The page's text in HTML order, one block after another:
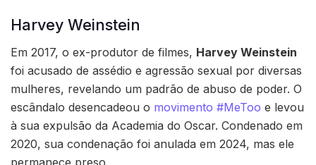
Harvey Weinstein
Em 2017, o ex-produtor de filmes, Harvey Weinstein
foi acusado de assédio e agressão sexual por diversas
mulheres, revelando um padrão de abuso de poder. O
escândalo desencadeou o movimento #MeToo e levou
à sua expulsão da Academia do Oscar. Condenado em
2020, sua condenação foi anulada em 2024, mas ele
permanece preso.